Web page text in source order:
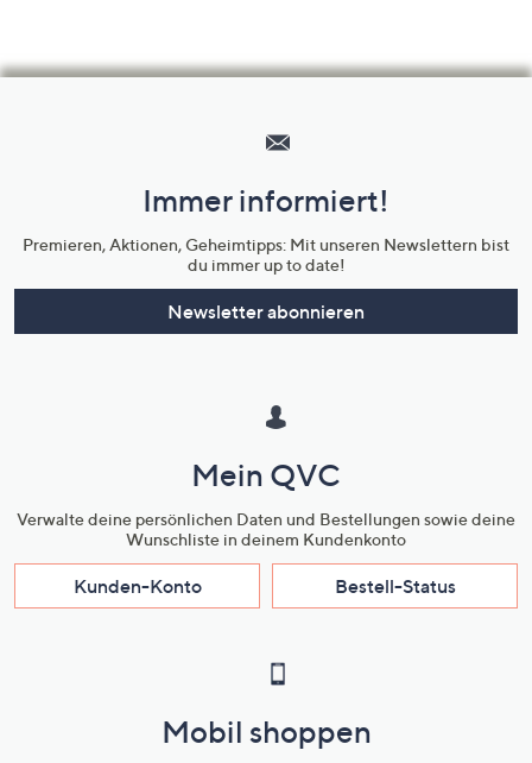
Unternehmensinformationen
Immer informiert!
Premieren, Aktionen, Geheimtipps: Mit unseren Newslettern bist
du immer up to date!
Newsletter abonnieren
Mein QVC
Verwalte deine persönlichen Daten und Bestellungen sowie deine
Wunschliste in deinem Kundenkonto
Kunden-Konto Bestell-Status
Mobil shoppen